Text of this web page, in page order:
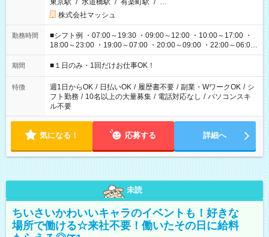
東京駅 / 水道橋駅 / 有楽町駅 / …
株式会社マッシュ
勤務時間
■シフト例 ・07:00～19:30 ・09:00～12:00 ・10:00～17:00 ・
18:00～23:00 ・19:00～07:00 ・20:00～09:00 ・22:00～06:00
etc ★最短で3時間で5,120円のお仕事から 15時間で2万円近く稼
げるお仕事も！ ご希望のお時間に合わせてご紹介！ ※シフトは
ください！
期間 ■１日のみ・1回だけお仕事OK！
特徴 週1日からOK / 日払いOK / 履歴書不要 / 副業・WワークOK / シ
フト勤務 / 10名以上の大量募集 / 電話対応なし / パソコンスキ
ル不要
気になる！ 応募する 詳細へ
未読
ちいさいかわいいキャラのイベントも！好きな
場所で働ける☆来社不要！働いたその日に給料